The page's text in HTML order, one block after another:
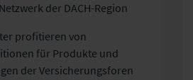
der DACH-Region
profitieren von
für Produkte und
der Versicherungsforen